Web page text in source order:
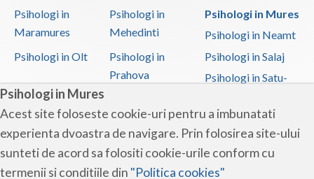
Psihologi in Mures
Acest site foloseste cookie-uri pentru a imbunatati
experienta dvoastra de navigare. Prin folosirea site-ului
sunteti de acord sa folositi cookie-urile conform cu
termenii si conditiile din "Politica cookies"
Psihologi in
Maramures
Psihologi in
Mehedinti
Psihologi in Mures
Psihologi in Neamt
Psihologi in Olt
Psihologi in
Prahova
Psihologi in Salaj
Psihologi in Satu-
Psihologi in Sibiu
Psihologi in
Suceava
Psihologi in
Teleorman
Psihologi in Timis
Psihologi in Tulcea Psihologi in Valcea